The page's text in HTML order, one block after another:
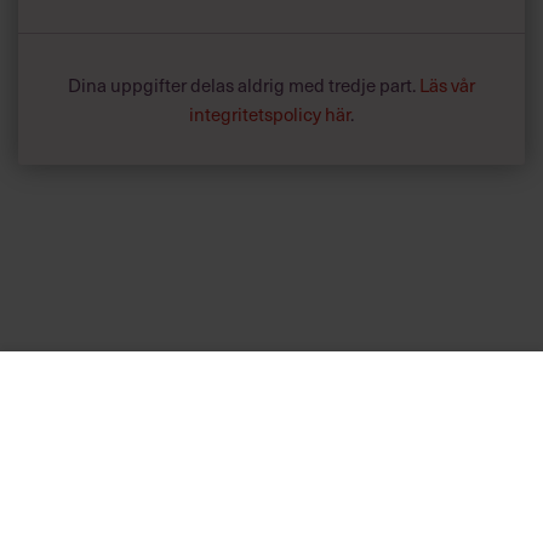
Dina uppgifter delas aldrig med tredje part. Läs vår
integritetspolicy här.